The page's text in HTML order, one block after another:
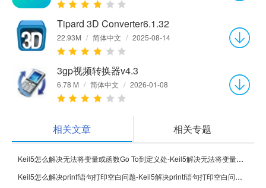
Tipard 3D Converter6.1.32
22.93M / 简体中文 / 2025-08-14
3gp视频转换器v4.3
6.78 M / 简体中文 / 2026-01-08
相关文章 相关专题
Keil5怎么解决无法将变量或函数Go To到定义处-Keil5解决无法将变量或函数Go To到定义处的方法
Keil5怎么解决printf语句打印空白问题-Keil5解决printf语句打印空白问题的方法